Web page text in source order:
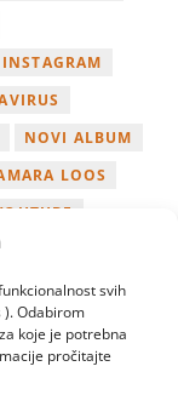
svih
). Odabirom
koje je potrebna
pročitajte
INSTAGRAM
NOVI ALBUM
LOOS